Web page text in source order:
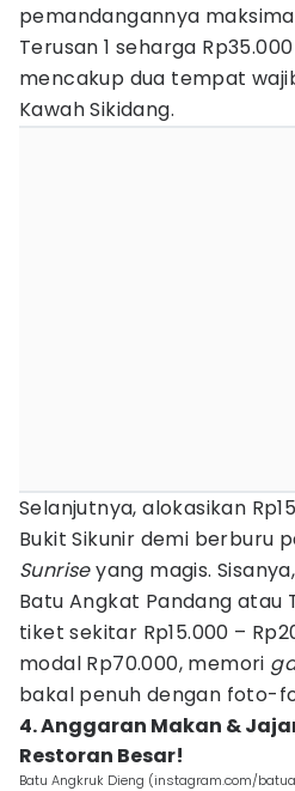
pemandangannya
Terusan 1 seharga
mencakup dua tempat
Kawah Sikidang.
Selanjutnya, alokasikan
Bukit Sikunir demi berburu
Sunriseyang magis.
Batu Angkat Pandang atau
tiket sekitar Rp15.000 –
modal Rp70.000, memori
bakal penuh dengan foto-
4. Anggaran Makan &
Restoran Besar!
Batu Angkruk Dieng (instagram.com/